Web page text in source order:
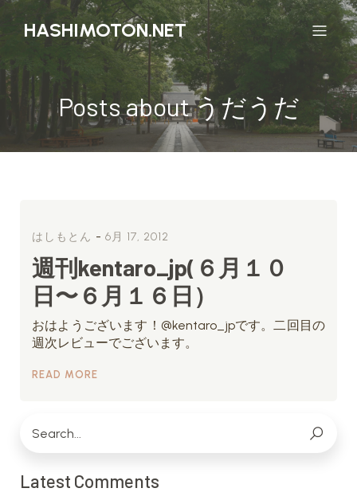
HASHIMOTON.NET
Posts about うだうだ
はしもとん - 6月 17, 2012
週刊kentaro_jp(６月１０
日〜６月１６日）
おはようございます！@kentaro_jpです。二回目の
週次レビューでございます。
READ MORE
Latest Comments